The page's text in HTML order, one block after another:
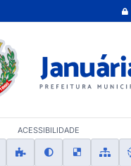
ACESSIBILIDADE